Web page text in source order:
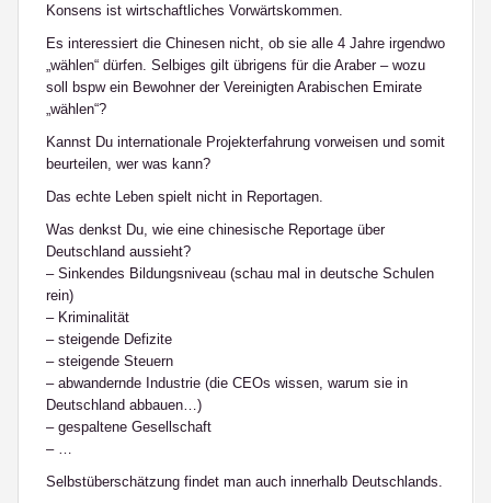
Konsens ist wirtschaftliches Vorwärtskommen.
Es interessiert die Chinesen nicht, ob sie alle 4 Jahre irgendwo
„wählen“ dürfen. Selbiges gilt übrigens für die Araber – wozu
soll bspw ein Bewohner der Vereinigten Arabischen Emirate
„wählen“?
Kannst Du internationale Projekterfahrung vorweisen und somit
beurteilen, wer was kann?
Das echte Leben spielt nicht in Reportagen.
Was denkst Du, wie eine chinesische Reportage über
Deutschland aussieht?
– Sinkendes Bildungsniveau (schau mal in deutsche Schulen
rein)
– Kriminalität
– steigende Defizite
– steigende Steuern
– abwandernde Industrie (die CEOs wissen, warum sie in
Deutschland abbauen…)
– gespaltene Gesellschaft
– …
Selbstüberschätzung findet man auch innerhalb Deutschlands.